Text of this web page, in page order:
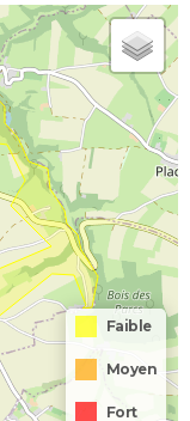
Faible
Moyen
Fort